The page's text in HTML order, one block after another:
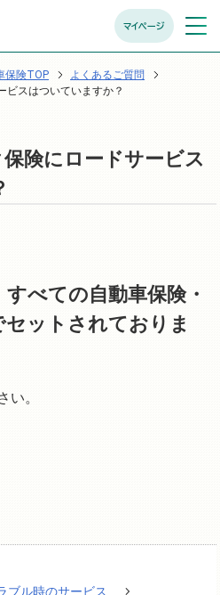
マイページ メニュ
開く
保険TOP
よくあるご質問
ビスはついていますか？
険にロードサービス
べての自動車保険・
ットされておりま
い。
ブル時のサービス